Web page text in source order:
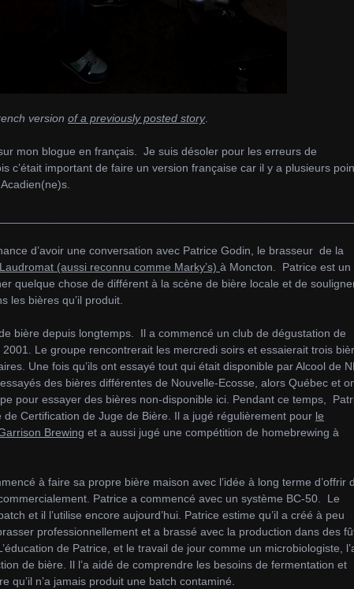
version of a previously posted story.
mon blogue en français. Je suis désoler pour les erreurs de
c’était important de faire un version française car il y a plusieurs
d’avoir une conversation avec Patrice Godin, le brasseur de la
Laudromat (aussi reconnu comme Marky’s) à Moncton. Patrice est un
quelque chose de différent à la scène de bière locale et de
les bières qu’il produit.
bière depuis longtemps. Il a commencé un club de dégustation de
Le groupe rencontrerait les mercredi soirs et essaierait trois
Une fois qu’ils ont essayé tout qui était disponible par Alcool de
des bières différentes de Nouvelle-Ecosse, alors Québec et
pour essayer des bières non-disponible ici. Pendant ce temps,
Certification de Juge de Bière. Il a jugé régulièrement pour le
Brewing et a aussi jugé une compétition de homebrewing à
à faire sa propre bière maison avec l’idée à long terme d’offrir
Patrice a commencé avec un système BC-50. Le
et il l’utilise encore aujourd’hui. Patrice estime qu’il a créé à peu
professionnellement et a brassé avec la production dans des
de Patrice, et le travail de jour comme un microbiologiste,
de bière. Il l’a aidé de comprendre les besoins de fermentation et
qu’il n’a jamais produit une batch contaminé.